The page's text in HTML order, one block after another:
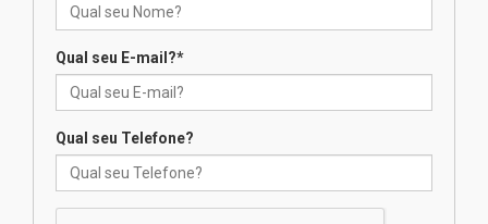
das novas tecnologias em
calouros do segundo semestre
Qual seu E-mail?*
Qual seu Telefone?